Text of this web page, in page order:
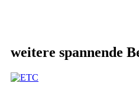
weitere spannende